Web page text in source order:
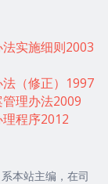
实施细则2003
（修正）1997
理办法2009
程序2012
本站主编，在司